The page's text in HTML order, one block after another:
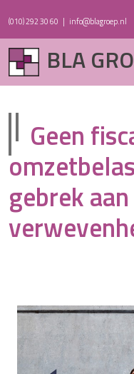
(010) 292 30 60 | info@blagroep.nl
BLA
Geen
gebrek